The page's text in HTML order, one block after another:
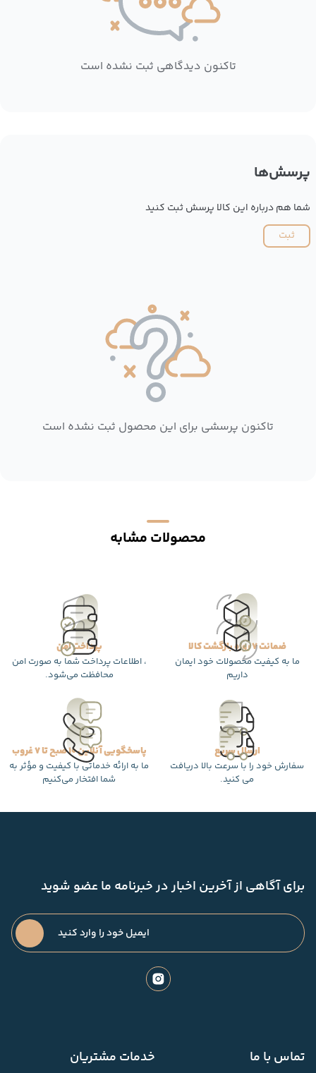
تاکنون دیدگاهی ثبت نشده است
پرسش‌ها
شما هم درباره این کالا پرسش ثبت کنید
ثبت
تاکنون پرسشی برای این محصول ثبت نشده است
محصولات مشابه
ضمانت 7 روزه بازگشت کالا
ما به کیفیت محصولات خود ایمان
داریم
پرداخت امن
، اطلاعات پرداخت شما به صورت امن
محافظت می‌شود.
ارسال سریع
سفارش خود را با سرعت بالا دریافت
می کنید.
پاسخگویی آنلاین 10 صبح تا 7 غروب
ما به ارائه خدماتی با کیفیت و مؤثر به
شما افتخار می‌کنیم
برای آگاهی از آخرین اخبار در خبرنامه ما عضو شوید
تماس با ما خدمات مشتریان